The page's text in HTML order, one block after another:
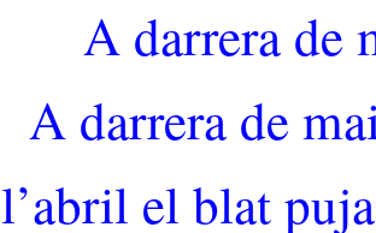
A darrera de
A darrera de
el blat